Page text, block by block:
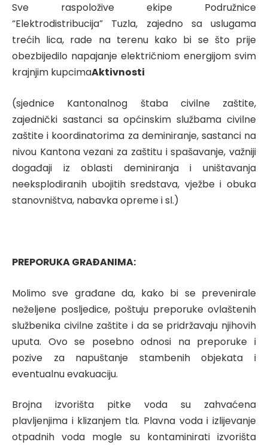
Sve raspoložive ekipe Podružnice
“Elektrodistribucija” Tuzla, zajedno sa uslugama
trećih lica, rade na terenu kako bi se što prije
obezbijedilo napajanje električniom energijom svim
krajnjim kupcimaAktivnosti
(sjednice Kantonalnog štaba civilne zaštite,
zajednički sastanci sa općinskim službama civilne
zaštite i koordinatorima za deminiranje, sastanci na
nivou Kantona vezani za zaštitu i spašavanje, važniji
događaji iz oblasti deminiranja i uništavanja
neeksplodiranih ubojitih sredstava, vježbe i obuka
stanovništva, nabavka opreme i sl.)
PREPORUKA GRAĐANIMA:
Molimo sve građane da, kako bi se prevenirale
neželjene posljedice, poštuju preporuke ovlaštenih
službenika civilne zaštite i da se pridržavaju njihovih
uputa. Ovo se posebno odnosi na preporuke i
pozive za napuštanje stambenih objekata i
eventualnu evakuaciju.
Brojna izvorišta pitke voda su zahvaćena
plavljenjima i klizanjem tla. Plavna voda i izlijevanje
otpadnih voda mogle su kontaminirati izvorišta